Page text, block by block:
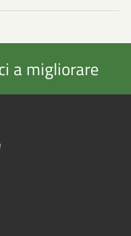
a migliorare